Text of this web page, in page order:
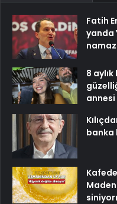
Fatih
yanda
namaz
8
banka